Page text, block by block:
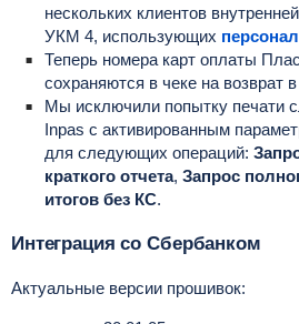
нескольких клиентов
УКМ 4, использующих
Теперь номера карт оплаты
сохраняются в чеке на возврат
Мы исключили попытку печати
Inpas с активированным
для следующих операций:
краткого отчета, Запрос
итогов без КС.
Интеграция со Сбербанком
Актуальные версии прошивок: